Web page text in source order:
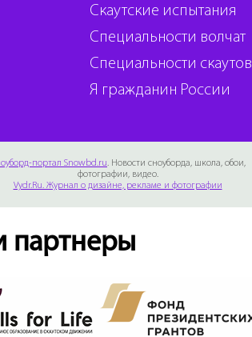
Скаутские испытания
Специальности волчат
Специальности скаутов
Я гражданин России
портал Snowbd.ru. Новости сноуборда, школа, обои,
фотографии, видео.
Vydr.Ru. Журнал о дизайне, рекламе и фотографии
партнеры